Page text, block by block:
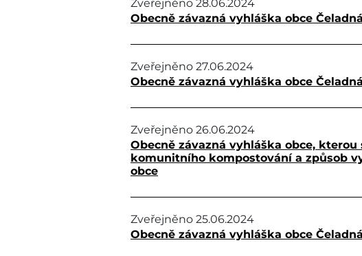
Zveřejněno 28.06.2024
Obecně závazná vyhláška obce
Zveřejněno 27.06.2024
Obecně závazná vyhláška obce
Zveřejněno 26.06.2024
Obecně závazná vyhláška obce,
komunitního kompostování a způsob
obce
Zveřejněno 25.06.2024
Obecně závazná vyhláška obce